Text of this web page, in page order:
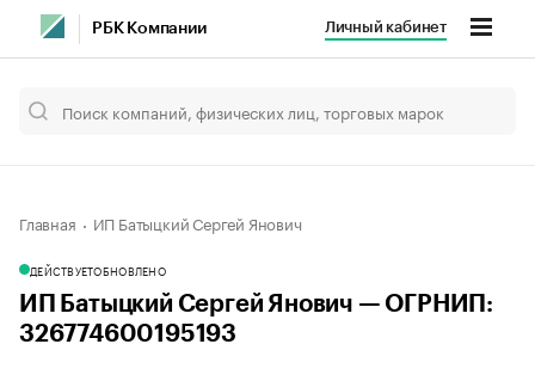
РБК Компании Личный кабинет
Главная ИП Батыцкий Сергей Янович
ДЕЙСТВУЕТОБНОВЛЕНО
ИП Батыцкий Сергей Янович — ОГРНИП:
326774600195193